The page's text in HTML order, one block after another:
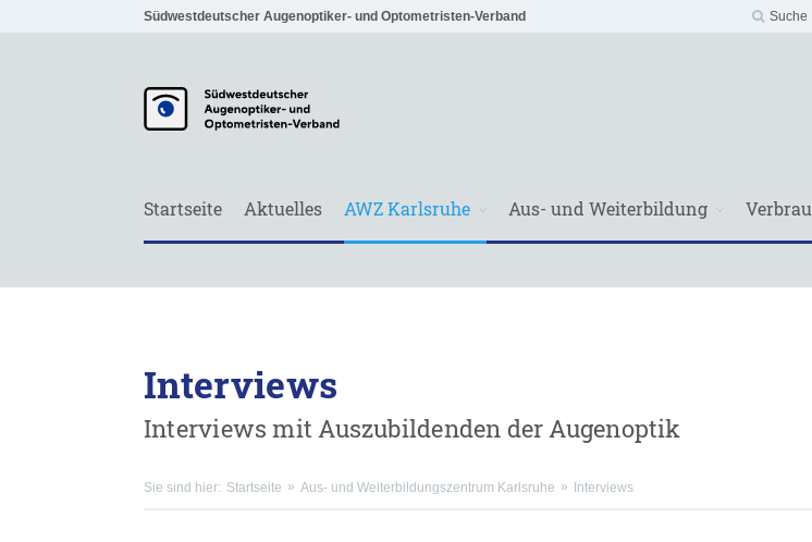
Südwestdeutscher Augenoptiker- und Optometristen-Verband Suche
Startseite Aktuelles AWZ Karlsruhe Aus- und Weiterbildung
Interviews
Interviews mit Auszubildenden der Augenoptik
Sie sind hier: Startseite Aus- und Weiterbildungszentrum Karlsruhe Interviews